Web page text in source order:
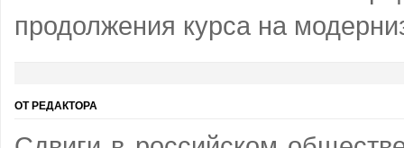
продолжения курса на
ОТ РЕДАКТОРА